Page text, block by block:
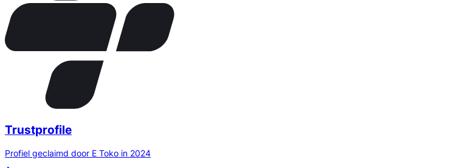
Trustprofile
Profiel geclaimd door E Toko in 2024